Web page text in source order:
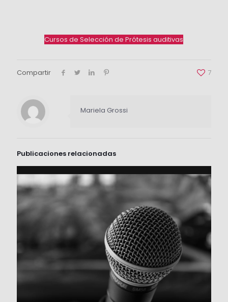
Cursos de Selección de Prótesis auditivas
Compartir 7
Mariela Grossi
Publicaciones relacionadas